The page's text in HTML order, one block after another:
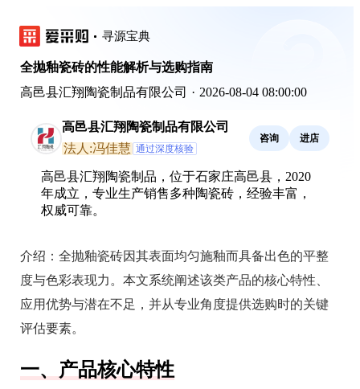
寻源宝典
全抛釉瓷砖的性能解析与选购指南
高邑县汇翔陶瓷制品有限公司 · 2026-08-04 08:00:00
高邑县汇翔陶瓷制品有限公司
法人:冯佳慧 通过深度核验
咨询 进店
高邑县汇翔陶瓷制品，位于石家庄高邑县，2020
年成立，专业生产销售多种陶瓷砖，经验丰富，
权威可靠。
介绍： 全抛釉瓷砖因其表面均匀施釉而具备出色的平整
度与色彩表现力。本文系统阐述该类产品的核心特性、
应用优势与潜在不足，并从专业角度提供选购时的关键
评估要素。
一、产品核心特性